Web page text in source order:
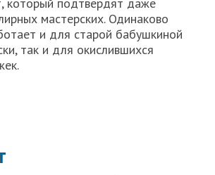
который подтвердят даже
мастерских. Одинаково
и для старой бабушкиной
так и для окислившихся